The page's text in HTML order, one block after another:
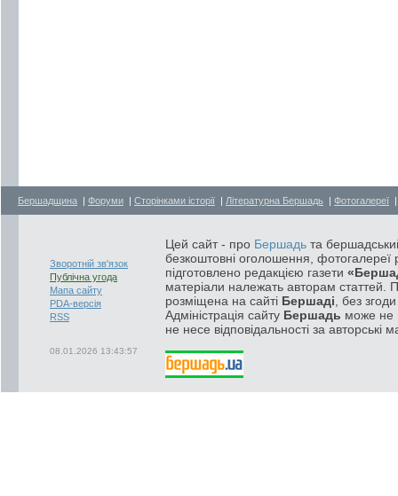
Бершадщина | Форуми | Сторінками історії | Літературна Бершадь | Фотогалереї
Зворотній зв'язок
Публічна угода
Мапа сайту
PDA-версія
RSS
08.01.2026 13:43:57
Цей сайт - про Бершадь та
безкоштовні оголошення, фотогалереї
підготовлено редакцією газети
матеріали належать авторам статтей.
розміщена на сайті Бершаді , без
Адміністрація сайту Бершадь може не
не несе відповідальності за авторські